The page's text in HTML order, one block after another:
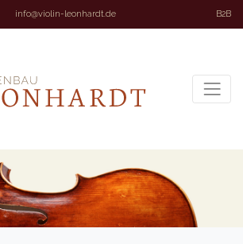
info@violin-leonhardt.de B2B